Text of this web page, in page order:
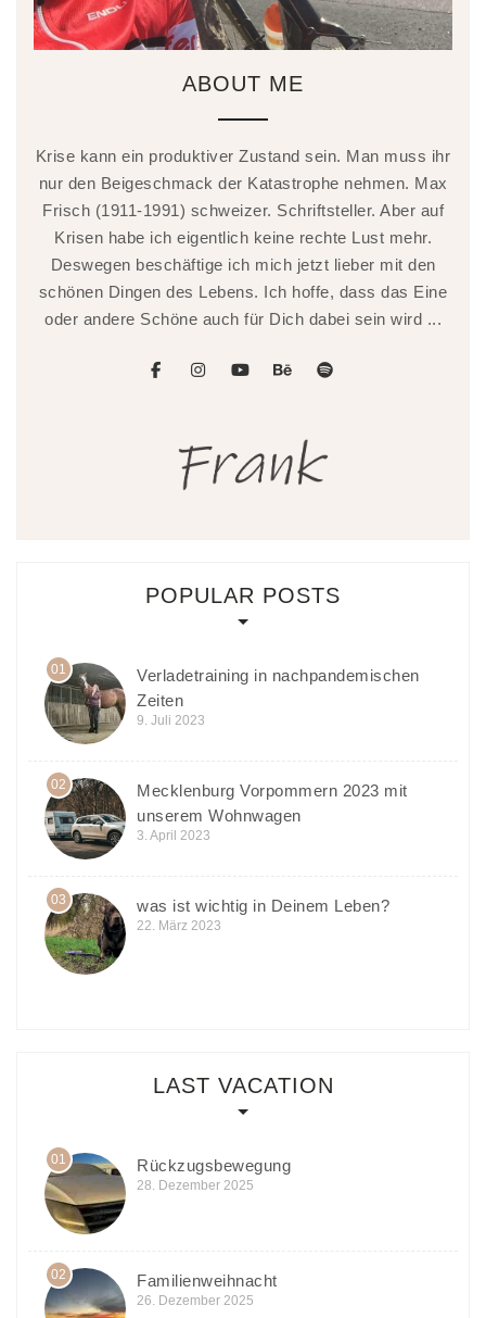
ABOUT ME
Krise kann ein produktiver Zustand sein. Man muss ihr
nur den Beigeschmack der Katastrophe nehmen. Max
Frisch (1911-1991) schweizer. Schriftsteller. Aber auf
Krisen habe ich eigentlich keine rechte Lust mehr.
Deswegen beschäftige ich mich jetzt lieber mit den
schönen Dingen des Lebens. Ich hoffe, dass das Eine
oder andere Schöne auch für Dich dabei sein wird ...
POPULAR POSTS
01
Verladetraining in nachpandemischen
Zeiten
9. Juli 2023
02
Mecklenburg Vorpommern 2023 mit
unserem Wohnwagen
3. April 2023
03 was ist wichtig in Deinem Leben?
22. März 2023
LAST VACATION
01 Rückzugsbewegung
28. Dezember 2025
02 Familienweihnacht
26. Dezember 2025